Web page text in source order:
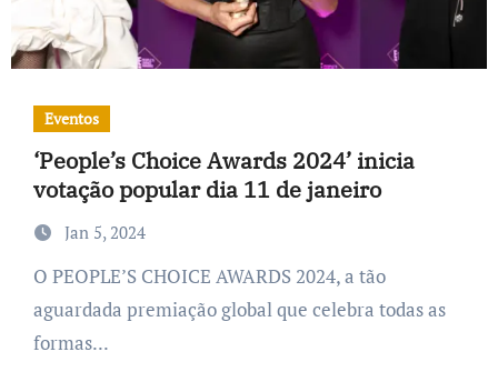
Eventos
‘People’s Choice Awards 2024’ inicia
votação popular dia 11 de janeiro
Jan 5, 2024
O PEOPLE’S CHOICE AWARDS 2024, a tão
aguardada premiação global que celebra todas as
formas...